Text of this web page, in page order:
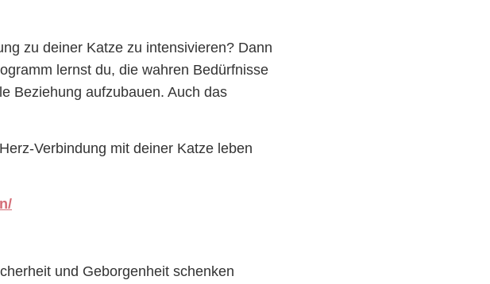
zu deiner Katze zu intensivieren? Dann
lernst du, die wahren Bedürfnisse
Beziehung aufzubauen. Auch das
Verbindung mit deiner Katze leben
und Geborgenheit schenken